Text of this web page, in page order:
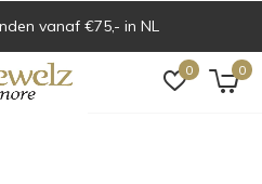
0 0
vanaf €75,- in NL